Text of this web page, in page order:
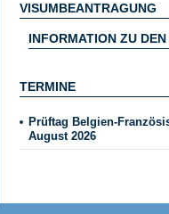
VISUMBEANTRAGUNG
INFORMATION ZU
TERMINE
Prüftag Belgien-
August 2026